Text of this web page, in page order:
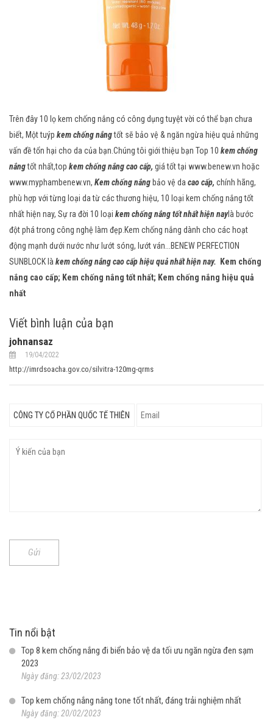
Trên đây 10 lọ kem chống nắng có công dụng tuyệt vời có thể bạn chưa
biết, Một tuýp kem chống nắngtốt sẽ bảo vệ & ngăn ngừa hiệu quả những
vấn đề tổn hại cho da của bạn.Chúng tôi giới thiệu bạn Top 10 kem chống
nắngtốt nhất,top kem chống nắng cao cấp, giá tốt tại www.benew.vn hoặc
www.myphambenew.vn, Kem chống nắng bảo vệ da cao cấp, chính hãng,
phù hợp với từng loại da từ các thương hiệu, 10 loại kem chống nắng tốt
nhất hiện nay, Sự ra đời 10 loại kem chống nắng tốt nhất hiện naylà bước
đột phá trong công nghệ làm đẹp.Kem chống nắng dành cho các hoạt
động mạnh dưới nước như lướt sóng, lướt ván...BENEW PERFECTION
SUNBLOCK là kem chống nắng cao cấp hiệu quả nhất hiện nay.
Kem chống
nắng cao cấp; Kem chống nắng tốt nhất; Kem chống nắng hiệu quả
nhất
Viết bình luận của bạn
johnansaz
19/04/2022
http://imrdsoacha.gov.co/silvitra-120mg-qrms
Gửi
Tin nổi bật
Top 8 kem chống nắng đi biển bảo vệ da tối ưu ngăn ngừa đen sạm
2023
Ngày đăng: 23/02/2023
Top kem chống nắng nâng tone tốt nhất, đáng trải nghiệm nhất
Ngày đăng: 20/02/2023